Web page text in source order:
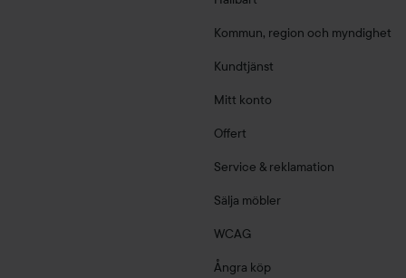
Kommun, region och myndighet
Kundtjänst
Mitt konto
Offert
Service & reklamation
Sälja möbler
WCAG
Ångra köp